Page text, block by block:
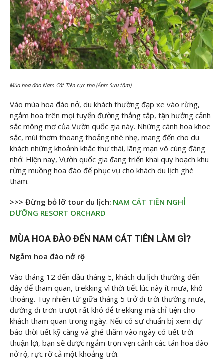
Mùa hoa đào Nam Cát Tiên cực thơ (Ảnh: Sưu tầm)
Vào mùa hoa đào nở, du khách thường đạp xe vào rừng,
ngắm hoa trên mọi tuyến đường thẳng tắp, tận hưởng cảnh
sắc mông mơ của Vườn quốc gia này. Những cánh hoa khoe
sắc, mùi thơm thoang thoảng nhè nhẹ, mang đến cho du
khách những khoảnh khắc thư thái, lãng mạn vô cùng đáng
nhớ. Hiện nay, Vườn quốc gia đang triển khai quy hoạch khu
rừng muồng hoa đào để phục vụ cho khách du lịch ghé
thăm.
>>> Đừng bỏ lỡ tour du lịch: NAM CÁT TIÊN NGHỈ
DƯỠNG RESORT ORCHARD
MÙA HOA ĐÀO ĐẾN NAM CÁT TIÊN LÀM GÌ?
Ngắm hoa đào nở rộ
Vào tháng 12 đến đầu tháng 5, khách du lịch thường đến
đây để tham quan, trekking vì thời tiết lúc này ít mưa, khô
thoáng. Tuy nhiên từ giữa tháng 5 trở đi trời thường mưa,
đường đi trơn trượt rất khó để trekking mà chỉ tiện cho
khách tham quan trong ngày. Nếu có sự chuẩn bị xem dự
báo thời tiết kỹ càng và ghé thăm vào ngày có tiết trời
thuận lợi, bạn sẽ được ngắm trọn vẹn cảnh các tán hoa đào
nở rộ, rực rỡ cả một khoảng trời.